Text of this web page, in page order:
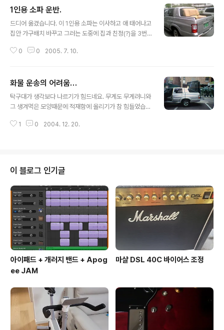
1인용 소파 운반.
드디어 옮겼습니다. 이 1인용 소파는 이사하고 애 태어나고
집안 가구배치 바꾸고 그러는 도중에 집과 친정(?)을 3번
수월한 화물인거 같습니다. 적재함 문을 열고 갈 필요도 없
0 0 2005. 7. 10.
화물 운송의 어려움…
탁구대가 생각보다 나르기가 힘드네요. 무게도 무게려니와
그 생겨먹은 모양때문에 적재함에 올리기가 참 힘들었습니
꼭데기부터 강남까지 오려니 언덕도 많고 얼마나 불안했었
1 0 2004. 12. 20.
이 블로그 인기글
아이패드 + 개러지 밴드 + Apog
ee JAM
마샬 DSL 40C 바이어스 조정